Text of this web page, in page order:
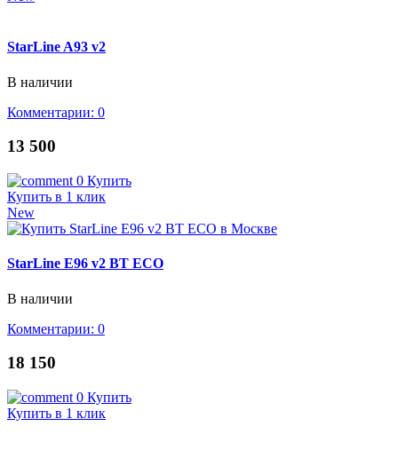
StarLine A93 v2
В наличии
Комментарии: 0
13 500
0 Купить
Купить в 1 клик
New
StarLine E96 v2 BT ECO
В наличии
Комментарии: 0
18 150
0 Купить
Купить в 1 клик